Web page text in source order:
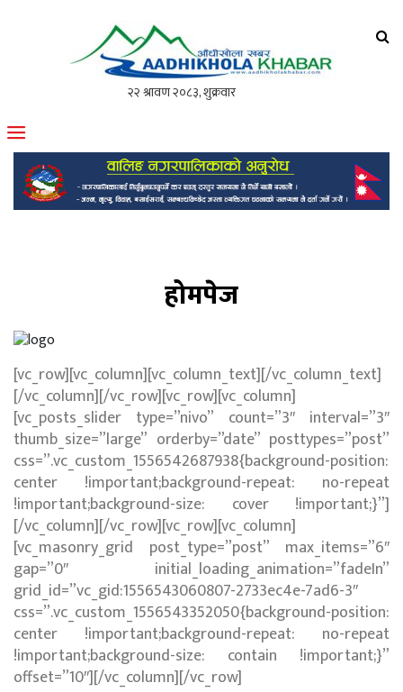
मोफसलकै लोकप्रिय अनलाइन पत्रिका
होमपेज
[vc_row][vc_column][vc_column_text][/vc_column_text]
[/vc_column][/vc_row][vc_row][vc_column]
[vc_posts_slider type=”nivo” count=”3″ interval=”3″
thumb_size=”large” orderby=”date” posttypes=”post”
css=”.vc_custom_1556542687938{background-position:
center !important;background-repeat: no-repeat
!important;background-size: cover !important;}”]
[/vc_column][/vc_row][vc_row][vc_column]
[vc_masonry_grid post_type=”post” max_items=”6″
gap=”0″ initial_loading_animation=”fadeIn”
grid_id=”vc_gid:1556543060807-2733ec4e-7ad6-3″
css=”.vc_custom_1556543352050{background-position:
center !important;background-repeat: no-repeat
!important;background-size: contain !important;}”
offset=”10″][/vc_column][/vc_row]